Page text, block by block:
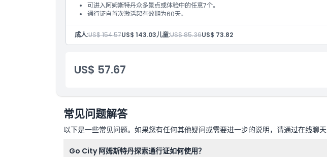
可进入阿姆斯特丹众多景点或体验中的任意7个。
通行证自首次激活起有效期为60天。
成人:US$ 154.57US$ 143.03儿童:US$ 85.36US$ 73.82
US$ 57.67
常见问题解答
以下是一些常见问题。如果您有任何其他疑问或需要进一步的说明，请通过在线聊
Go City 阿姆斯特丹探索通行证如何使用？